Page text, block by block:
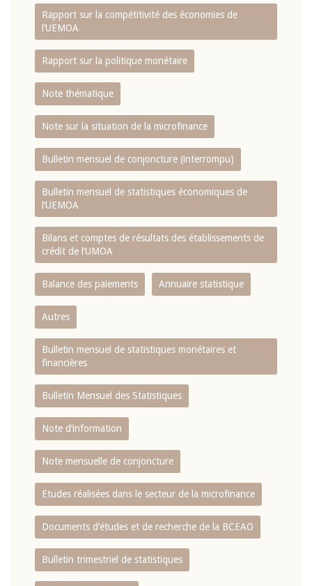
Rapport sur la compétitivité des économies de
l‘UEMOA
Rapport sur la politique monétaire
Note thématique
Note sur la situation de la microfinance
Bulletin mensuel de conjoncture (interrompu)
Bulletin mensuel de statistiques économiques de
l‘UEMOA
Bilans et comptes de résultats des établissements de
crédit de l‘UMOA
Balance des paiements Annuaire statistique
Autres
Bulletin mensuel de statistiques monétaires et
financières
Bulletin Mensuel des Statistiques
Note d’information
Note mensuelle de conjoncture
Etudes réalisées dans le secteur de la microfinance
Documents d’études et de recherche de la BCEAO
Bulletin trimestriel de statistiques